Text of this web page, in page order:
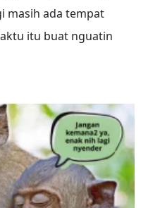
masih ada tempat
itu buat nguatin